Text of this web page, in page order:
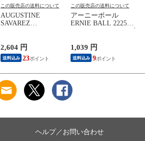
この販売店の送料について
AUGUSTINE
SAVAREZ
2,604 円
送料込み 23
この販売店の送料について
アーニーボール
ERNIE BALL 2225
Extra Slinky エレキギ
1,039 円
送料込み 9
ヘルプ／お問い合わせ